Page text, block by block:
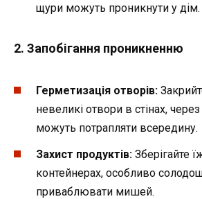
щури можуть проникнути у дім.
2. Запобігання проникненню
Герметизація отворів:
невеликі отвори в стінах, через
можуть потрапляти всередину.
Захист продуктів: Зберігайте
контейнерах, особливо
приваблювати мишей.